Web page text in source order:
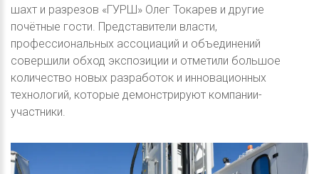
шахт и разрезов «ГУРШ» Олег Токарев и другие
почётные гости. Представители власти,
профессиональных ассоциаций и объединений
совершили обход экспозиции и отметили большое
количество новых разработок и инновационных
технологий, которые демонстрируют компании-
участники.